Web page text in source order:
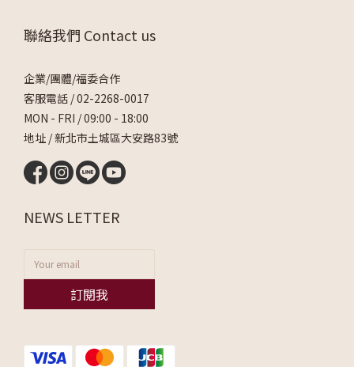
聯絡我們 Contact us
企業/團體/福委合作
客服電話 /02-2268-0017
MON - FRI / 09:00 - 18:00
地址 / 新北市土城區大安路83號
NEWS LETTER
訂閱我